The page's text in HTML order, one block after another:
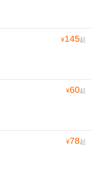
¥145起
¥60起
¥78起